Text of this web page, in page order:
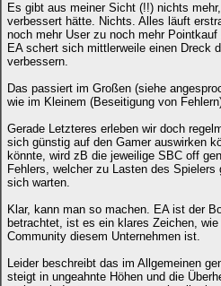
Es gibt aus meiner Sicht (!!) nichts
verbessert hätte. Nichts. Alles läuft
noch mehr User zu noch mehr Pointkauf
EA schert sich mittlerweile einen Dreck
verbessern.
Das passiert im Großen (siehe
wie im Kleinem (Beseitigung von
Gerade Letzteres erleben wir doch
sich günstig auf den Gamer auswirken
könnte, wird zB die jeweilige SBC off
Fehlers, welcher zu Lasten des
sich warten.
Klar, kann man so machen. EA ist der
betrachtet, ist es ein klares Zeichen,
Community diesem Unternehmen ist.
Leider beschreibt das im Allgemeinen
steigt in ungeahnte Höhen und die